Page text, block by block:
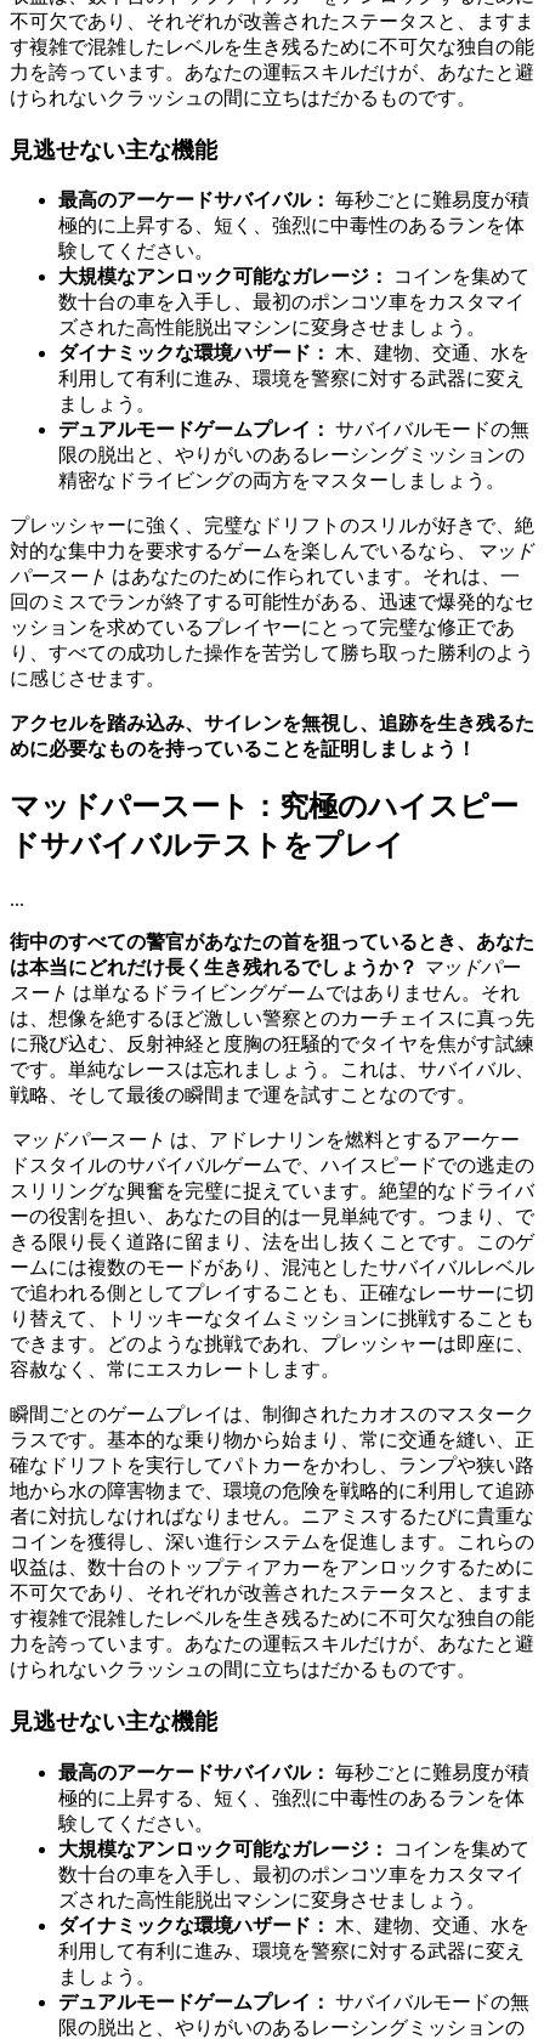
不可欠であり、それぞれが改善されたステータスと、ますま
す複雑で混雑したレベルを生き残るために不可欠な独自の能
力を誇っています。あなたの運転スキルだけが、あなたと避
けられないクラッシュの間に立ちはだかるものです。
見逃せない主な機能
最高のアーケードサバイバル： 毎秒ごとに難易度が積
極的に上昇する、短く、強烈に中毒性のあるランを体
験してください。
大規模なアンロック可能なガレージ：
コインを集めて
数十台の車を入手し、最初のポンコツ車をカスタマイ
ズされた高性能脱出マシンに変身させましょう。
ダイナミックな環境ハザード：
木、建物、交通、水を
利用して有利に進み、環境を警察に対する武器に変え
ましょう。
デュアルモードゲームプレイ： サバイバルモードの無
限の脱出と、やりがいのあるレーシングミッションの
精密なドライビングの両方をマスターしましょう。
プレッシャーに強く、完璧なドリフトのスリルが好きで、絶
対的な集中力を要求するゲームを楽しんでいるなら、
マッド
パースート はあなたのために作られています。それは、一
回のミスでランが終了する可能性がある、迅速で爆発的なセ
ッションを求めているプレイヤーにとって完璧な修正であ
り、すべての成功した操作を苦労して勝ち取った勝利のよう
に感じさせます。
アクセルを踏み込み、サイレンを無視し、追跡を生き残るた
めに必要なものを持っていることを証明しましょう！
マッドパースート：究極のハイスピー
ドサバイバルテストをプレイ
...
街中のすべての警官があなたの首を狙っているとき、あなた
は本当にどれだけ長く生き残れるでしょうか？ マッドパー
スート は単なるドライビングゲームではありません。それ
は、想像を絶するほど激しい警察とのカーチェイスに真っ先
に飛び込む、反射神経と度胸の狂騒的でタイヤを焦がす試練
です。単純なレースは忘れましょう。これは、サバイバル、
戦略、そして最後の瞬間まで運を試すことなのです。
マッドパースート は、アドレナリンを燃料とするアーケー
ドスタイルのサバイバルゲームで、ハイスピードでの逃走の
スリリングな興奮を完璧に捉えています。絶望的なドライバ
ーの役割を担い、あなたの目的は一見単純です。つまり、で
きる限り長く道路に留まり、法を出し抜くことです。このゲ
ームには複数のモードがあり、混沌としたサバイバルレベル
で追われる側としてプレイすることも、正確なレーサーに切
り替えて、トリッキーなタイムミッションに挑戦することも
できます。どのような挑戦であれ、プレッシャーは即座に、
容赦なく、常にエスカレートします。
瞬間ごとのゲームプレイは、制御されたカオスのマスターク
ラスです。基本的な乗り物から始まり、常に交通を縫い、正
確なドリフトを実行してパトカーをかわし、ランプや狭い路
地から水の障害物まで、環境の危険を戦略的に利用して追跡
者に対抗しなければなりません。ニアミスするたびに貴重な
コインを獲得し、深い進行システムを促進します。これらの
収益は、数十台のトップティアカーをアンロックするために
不可欠であり、それぞれが改善されたステータスと、ますま
す複雑で混雑したレベルを生き残るために不可欠な独自の能
力を誇っています。あなたの運転スキルだけが、あなたと避
けられないクラッシュの間に立ちはだかるものです。
見逃せない主な機能
最高のアーケードサバイバル： 毎秒ごとに難易度が積
極的に上昇する、短く、強烈に中毒性のあるランを体
験してください。
大規模なアンロック可能なガレージ：
コインを集めて
数十台の車を入手し、最初のポンコツ車をカスタマイ
ズされた高性能脱出マシンに変身させましょう。
ダイナミックな環境ハザード：
木、建物、交通、水を
利用して有利に進み、環境を警察に対する武器に変え
ましょう。
デュアルモードゲームプレイ： サバイバルモードの無
限の脱出と、やりがいのあるレーシングミッションの